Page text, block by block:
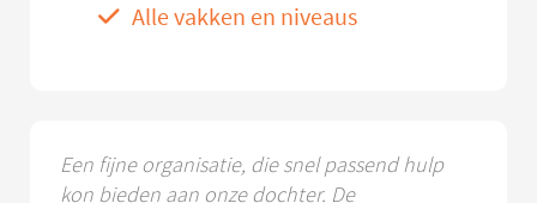
Alle vakken en niveaus
Een fijne organisatie, die snel passend hulp
kon bieden aan onze dochter. De